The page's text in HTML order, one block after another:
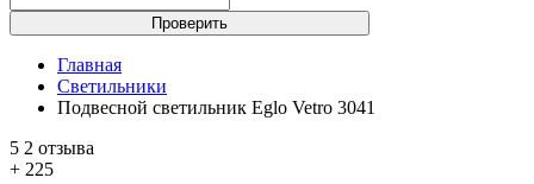
Проверить
Главная
Светильники
Подвесной светильник Eglo Vetro 3041
5 2 отзыва
+ 225